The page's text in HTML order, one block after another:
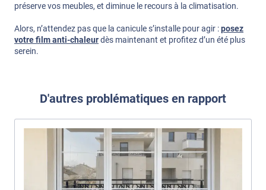
préserve vos meubles, et diminue le recours à la climatisation.
Alors, n’attendez pas que la canicule s’installe pour agir :posez
votre film anti-chaleurdès maintenant et profitez d’un été plus
serein.
D'autres problématiques en rapport